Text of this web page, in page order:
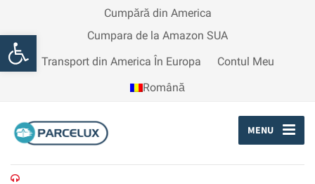
Open toolbar
Cumpără din America
Cumpara de la Amazon SUA
Transport din America În Europa
Contul Meu
Română
MENU